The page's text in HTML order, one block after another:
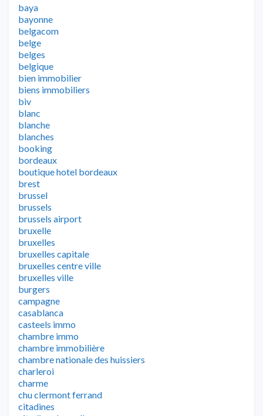
baya
bayonne
belgacom
belge
belges
belgique
bien immobilier
biens immobiliers
biv
blanc
blanche
blanches
booking
bordeaux
boutique hotel bordeaux
brest
brussel
brussels
brussels airport
bruxelle
bruxelles
bruxelles capitale
bruxelles centre ville
bruxelles ville
burgers
campagne
casablanca
casteels immo
chambre immo
chambre immobilière
chambre nationale des huissiers
charleroi
charme
chu clermont ferrand
citadines